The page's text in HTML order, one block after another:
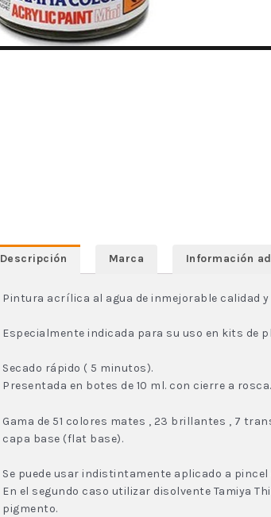
Descripción Marca Información
Pintura acrílica al agua de inmejorable calidad
Especialmente indicada para su uso en kits de
Secado rápido ( 5 minutos).
Presentada en botes de 10 ml. con cierre a rosca.
Gama de 51 colores mates , 23 brillantes , 7
capa base (flat base).
Se puede usar indistintamente aplicado a
En el segundo caso utilizar disolvente Tamiya
pigmento.